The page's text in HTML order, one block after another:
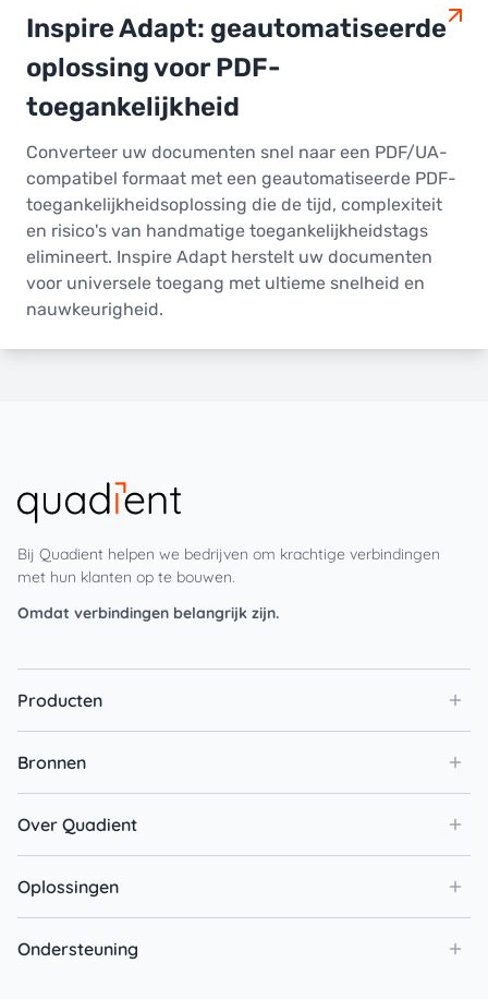
Inspire Adapt: geautomatiseerde
oplossing voor PDF-
toegankelijkheid
Converteer uw documenten snel naar een PDF/UA-
compatibel formaat met een geautomatiseerde PDF-
toegankelijkheidsoplossing die de tijd, complexiteit
en risico's van handmatige toegankelijkheidstags
elimineert. Inspire Adapt herstelt uw documenten
voor universele toegang met ultieme snelheid en
nauwkeurigheid.
Bij Quadient helpen we bedrijven om krachtige verbindingen
met hun klanten op te bouwen.
Omdat verbindingen belangrijk zijn.
Producten
Bronnen
Over Quadient
Oplossingen
Ondersteuning